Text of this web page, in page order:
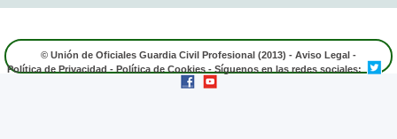
© Unión de Oficiales Guardia Civil Profesional (2013) - Aviso Legal -
Política de Privacidad - Política de Cookies - Síguenos en las redes sociales: